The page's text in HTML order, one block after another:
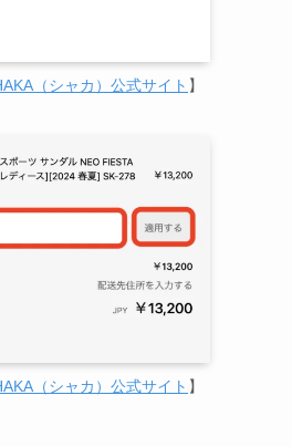
（シャカ）公式サイト 】
（シャカ）公式サイト 】